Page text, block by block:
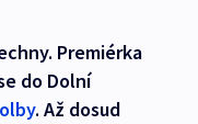
Premiérka
do Dolní
. Až dosud